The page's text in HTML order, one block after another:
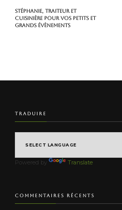
Stéphanie, traiteur et
cuisinière pour vos petits et
grands évènements
TRADUIRE
Powered by Translate
COMMENTAIRES RÉCENTS